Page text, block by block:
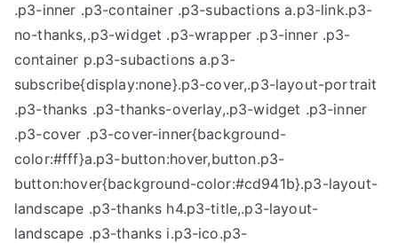
.p3-inner .p3-container .p3-subactions a.p3-link.p3-
no-thanks,.p3-widget .p3-wrapper .p3-inner .p3-
container p.p3-subactions a.p3-
subscribe{display:none}.p3-cover,.p3-layout-portrait
.p3-thanks .p3-thanks-overlay,.p3-widget .p3-inner
.p3-cover .p3-cover-inner{background-
color:#fff}a.p3-button:hover,button.p3-
button:hover{background-color:#cd941b}.p3-layout-
landscape .p3-thanks h4.p3-title,.p3-layout-
landscape .p3-thanks i.p3-ico.p3-